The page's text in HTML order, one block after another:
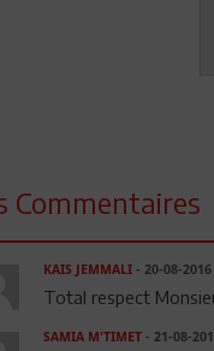
Commentaires
KAIS JEMMALI - 20-08-2016
Total respect
SAMIA M'TIMET - 21-08-